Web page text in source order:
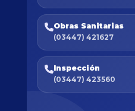
Obras Sanitarias
(03447) 421627
Inspección
(03447) 423560